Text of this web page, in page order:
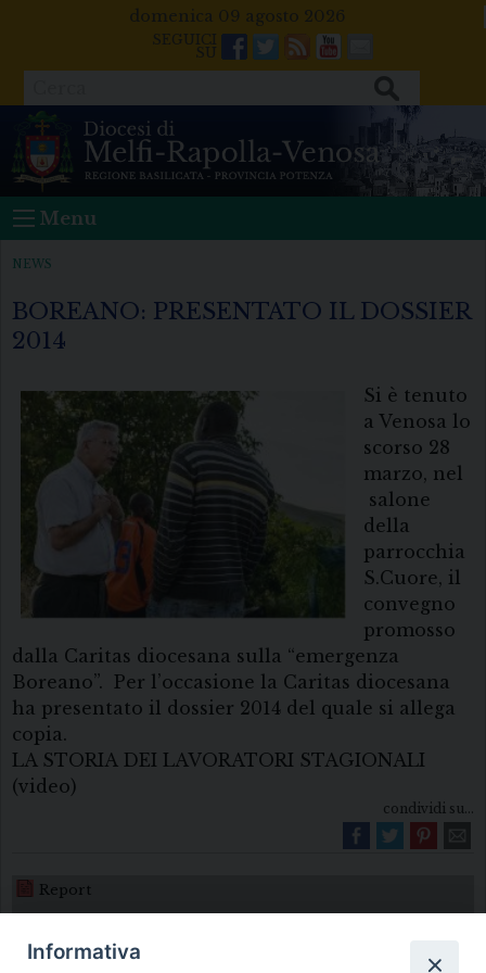
domenica 09 agosto 2026
Facebook
Twitter
FeedsYoutube
Mail
Menu
NEWS
BOREANO: PRESENTATO IL DOSSIER
2014
Si è tenuto
a Venosa lo
scorso 28
marzo, nel
salone
della
parrocchia
S.Cuore, il
convegno
promosso
dalla Caritas diocesana sulla “emergenza
Boreano”. Per l’occasione la Caritas diocesana
ha presentato il dossier 2014 del quale si allega
copia.
LA STORIA DEI LAVORATORI STAGIONALI
(video)
condividi su...
Report
Informativa